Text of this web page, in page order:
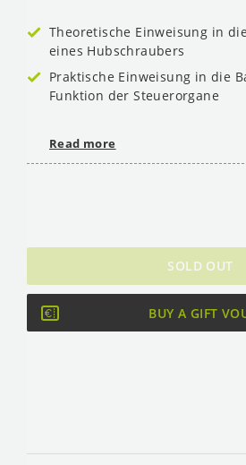
Theoretische Einweisung in
eines Hubschraubers
Praktische Einweisung in die
Funktion der Steuerorgane
Read more
SOLD OUT
BUY A GIFT